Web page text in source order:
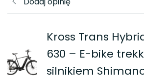
Kross Trans
630 – E-bike
silnikiem Shimano